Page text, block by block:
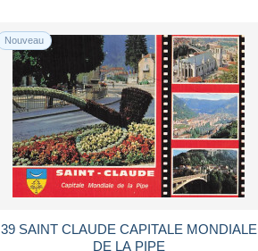
Nouveau
39 SAINT CLAUDE CAPITALE MONDIALE
DE LA PIPE